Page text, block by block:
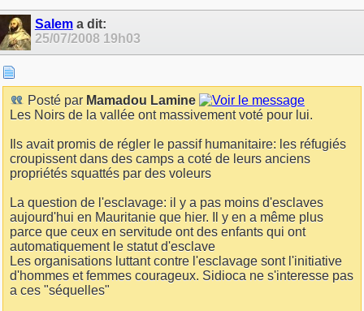
Salema dit:
25/07/2008 19h03
Posté par Mamadou Lamine
Les Noirs de la vallée ont massivement voté pour lui.
Ils avait promis de régler le passif humanitaire: les réfugiés
croupissent dans des camps a coté de leurs anciens
propriétés squattés par des voleurs
La question de l'esclavage: il y a pas moins d'esclaves
aujourd'hui en Mauritanie que hier. Il y en a même plus
parce que ceux en servitude ont des enfants qui ont
automatiquement le statut d'esclave
Les organisations luttant contre l'esclavage sont l'initiative
d'hommes et femmes courageux. Sidioca ne s'interesse pas
a ces "séquelles"